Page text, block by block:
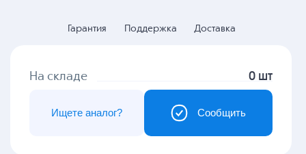
Гарантия Поддержка Доставка
На складе 0 шт
Сообщить
Ищете аналог?